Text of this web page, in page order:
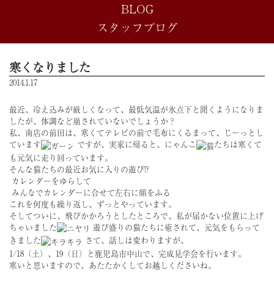
BLOG
スタッフブログ
寒くなりました
2014.1.17
最近、冷え込みが厳しくなって、最低気温が氷点下と聞くようになりま
したが、体調など崩されていないでしょうか？
私、南店の前田は、寒くてテレビの前で毛布にくるまって、じーっとし
ています
ですが、実家に帰ると、にゃんこ
たちは寒くて
も元気に走り回っています。
そんな猫たちの最近お気に入りの遊び!?
カレンダーをゆらして
みんなでカレンダーに合せて左右に顔をふる
これを何度も繰り返し、ずっとやっています。
そしてついに、飛びかかろうとしたところで、私が届かない位置に上げ
ちゃいました
遊び盛りの猫たちに癒されて、元気をもらって
きました
さて、話しは変わりますが、
1/18（土）、19（日）と鹿児島市中山で、完成見学会を行います。
寒いと思いますので、あたたかくしてお越しくださいね。